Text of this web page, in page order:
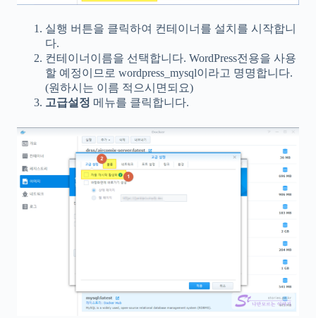
실행 버튼을 클릭하여 컨테이너를 설치를 시작합니
다.
컨테이너이름을 선택합니다. WordPress전용을 사용
할 예정이므로 wordpress_mysql이라고 명명합니다.
(원하시는 이름 적으시면되요)
고급설정 메뉴를 클릭합니다.